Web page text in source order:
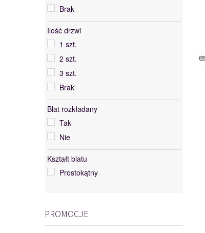
Brak
Ilość drzwi
1 szt.
2 szt.
3 szt.
Brak
Blat rozkładany
Tak
Nie
Kształt blatu
Prostokątny
PROMOCJE